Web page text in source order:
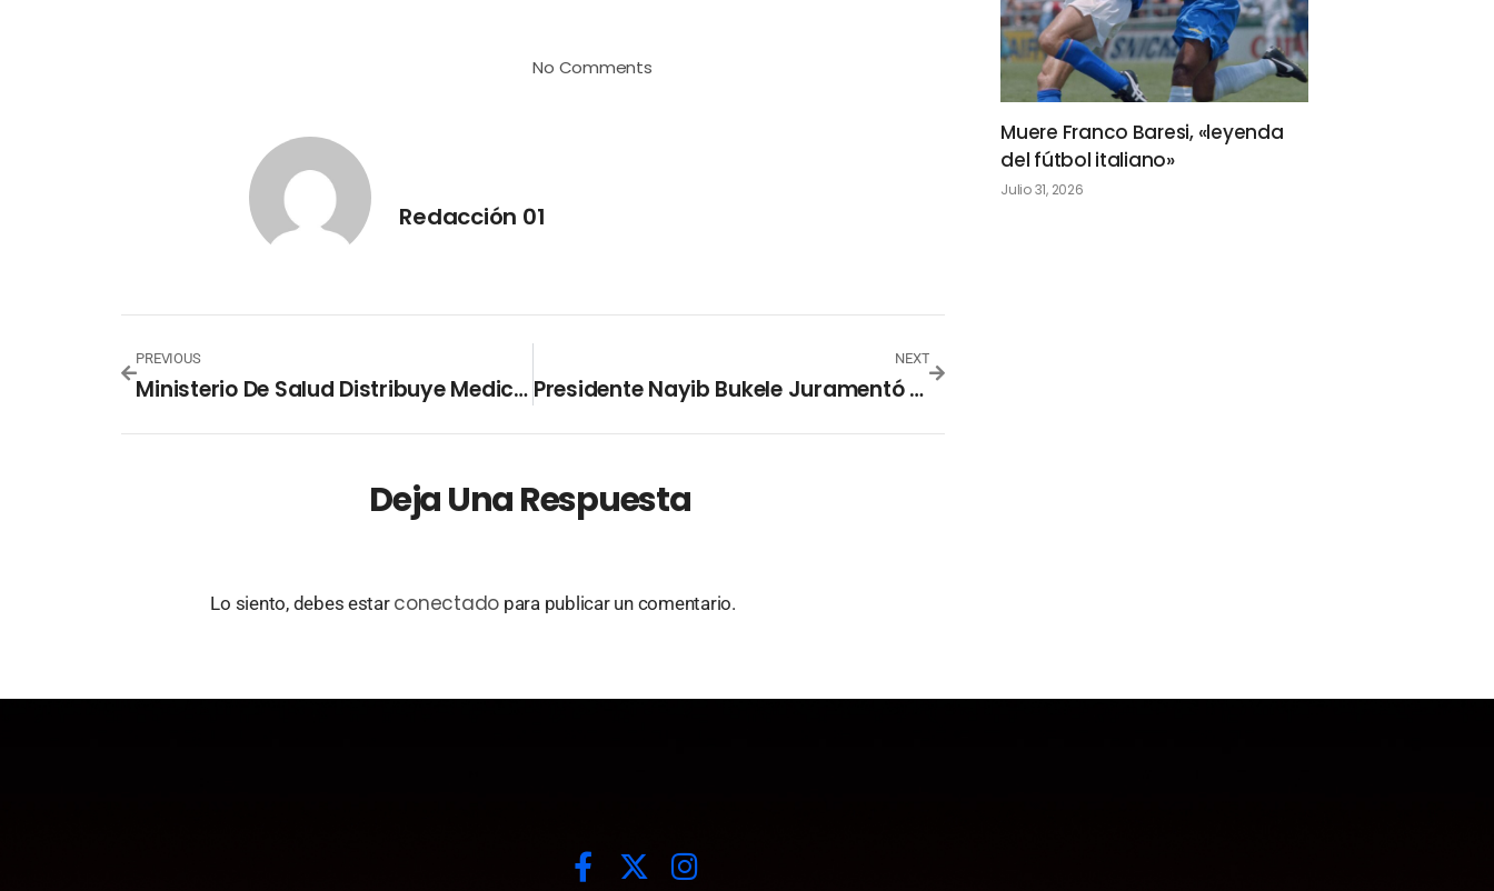
No Comments
Redacción 01
PREVIOUS
Ministerio De Salud Distribuye Medicamentos Donados Por La Fundación Jerusalem Y Cross International
NEXT
Presidente Nayib Bukele Juramentó A Los Nuevos Funcionarios De Su Gabinete
Deja Una Respuesta
Lo siento, debes estar conectado para publicar un comentario.
Muere Franco Baresi, «leyenda
del fútbol italiano»
Julio 31, 2026